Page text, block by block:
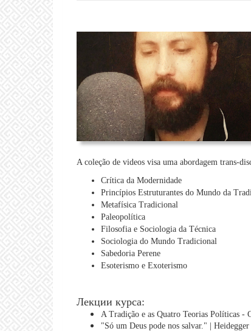
A coleção de videos visa uma abordagem trans-
Crítica da Modernidade
Princípios Estruturantes do Mundo da
Metafísica Tradicional
Paleopolítica
Filosofia e Sociologia da Técnica
Sociologia do Mundo Tradicional
Sabedoria Perene
Esoterismo e Exoterismo
Лекции курса:
A Tradição e as Quatro Teorias Políticas -
"Só um Deus pode nos salvar." |